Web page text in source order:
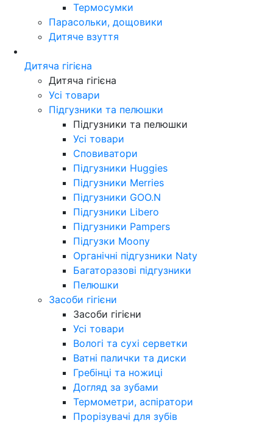
Термосумки
Парасольки, дощовики
Дитяче взуття
Дитяча гігієна
Дитяча гігієна
Усі товари
Підгузники та пелюшки
Підгузники та пелюшки
Усі товари
Сповиватори
Підгузники Huggies
Підгузники Merries
Підгузники GOO.N
Підгузники Libero
Підгузники Pampers
Підгузки Moony
Органічні підгузники Naty
Багаторазові підгузники
Пелюшки
Засоби гігієни
Засоби гігієни
Усі товари
Вологі та сухі серветки
Ватні палички та диски
Гребінці та ножиці
Догляд за зубами
Термометри, аспіратори
Прорізувачі для зубів